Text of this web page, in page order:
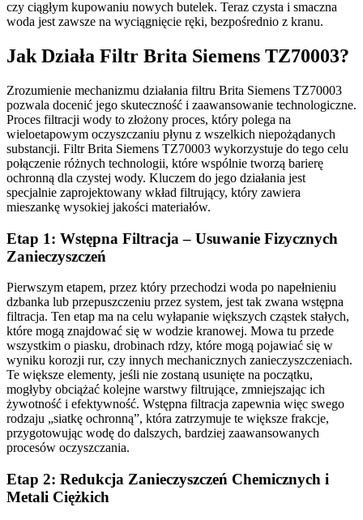
czy ciągłym kupowaniu nowych butelek. Teraz czysta i smaczna
woda jest zawsze na wyciągnięcie ręki, bezpośrednio z kranu.
Jak Działa Filtr Brita Siemens TZ70003?
Zrozumienie mechanizmu działania filtru Brita Siemens TZ70003
pozwala docenić jego skuteczność i zaawansowanie technologiczne.
Proces filtracji wody to złożony proces, który polega na
wieloetapowym oczyszczaniu płynu z wszelkich niepożądanych
substancji. Filtr Brita Siemens TZ70003 wykorzystuje do tego celu
połączenie różnych technologii, które wspólnie tworzą barierę
ochronną dla czystej wody. Kluczem do jego działania jest
specjalnie zaprojektowany wkład filtrujący, który zawiera
mieszankę wysokiej jakości materiałów.
Etap 1: Wstępna Filtracja – Usuwanie Fizycznych
Zanieczyszczeń
Pierwszym etapem, przez który przechodzi woda po napełnieniu
dzbanka lub przepuszczeniu przez system, jest tak zwana wstępna
filtracja. Ten etap ma na celu wyłapanie większych cząstek stałych,
które mogą znajdować się w wodzie kranowej. Mowa tu przede
wszystkim o piasku, drobinach rdzy, które mogą pojawiać się w
wyniku korozji rur, czy innych mechanicznych zanieczyszczeniach.
Te większe elementy, jeśli nie zostaną usunięte na początku,
mogłyby obciążać kolejne warstwy filtrujące, zmniejszając ich
żywotność i efektywność. Wstępna filtracja zapewnia więc swego
rodzaju „siatkę ochronną”, która zatrzymuje te większe frakcje,
przygotowując wodę do dalszych, bardziej zaawansowanych
procesów oczyszczania.
Etap 2: Redukcja Zanieczyszczeń Chemicznych i
Metali Ciężkich